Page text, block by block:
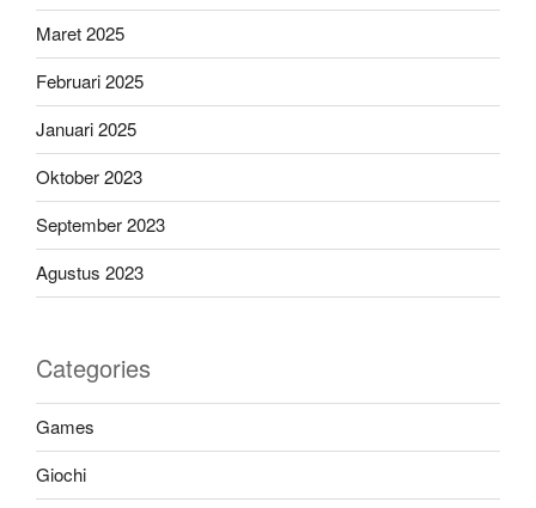
Maret 2025
Februari 2025
Januari 2025
Oktober 2023
September 2023
Agustus 2023
Categories
Games
Giochi